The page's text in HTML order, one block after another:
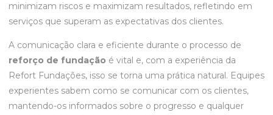
minimizam riscos e maximizam resultados, refletindo em
serviços que superam as expectativas dos clientes.
A comunicação clara e eficiente durante o processo de
reforço de fundação é vital e, com a experiência da
Refort Fundações, isso se torna uma prática natural. Equipes
experientes sabem como se comunicar com os clientes,
mantendo-os informados sobre o progresso e qualquer